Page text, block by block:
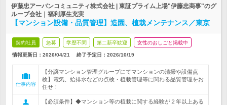
伊藤忠アーバンコミュニティ株式会社 | 東証プライム上場"伊藤忠商事"のグ
ループ会社｜福利厚生充実
【マンション設備・品質管理】造園、植栽メンテナンス／東京
契約社員 急募 学歴不問 第二新卒歓迎 女性のおしごと掲載中
情報更新日：2026/04/21 終了予定日： 2026/10/19
仕事内容
【分譲マンション管理グループにてマンションの清掃や設備点
検】電気、給排水などの点検・植栽管理等に関わる品質管理をお
任せ！
【必須条件】◆マンション等の植栽に関する経験が２年以上ある